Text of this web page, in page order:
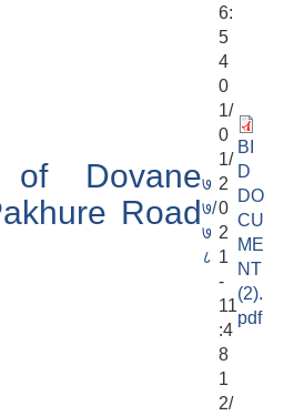
6:
5
4
of Dovane
Road
७
७/
७
८
0
1/
0
1/
2
0
2
1
-
11
:4
8
BI
D
DO
CU
ME
NT
(2).
pdf
1
2/